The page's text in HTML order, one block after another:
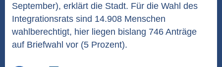
September), erklärt die Stadt. Für die Wahl des
Integrationsrats sind 14.908 Menschen
wahlberechtigt, hier liegen bislang 746 Anträge
auf Briefwahl vor (5 Prozent).